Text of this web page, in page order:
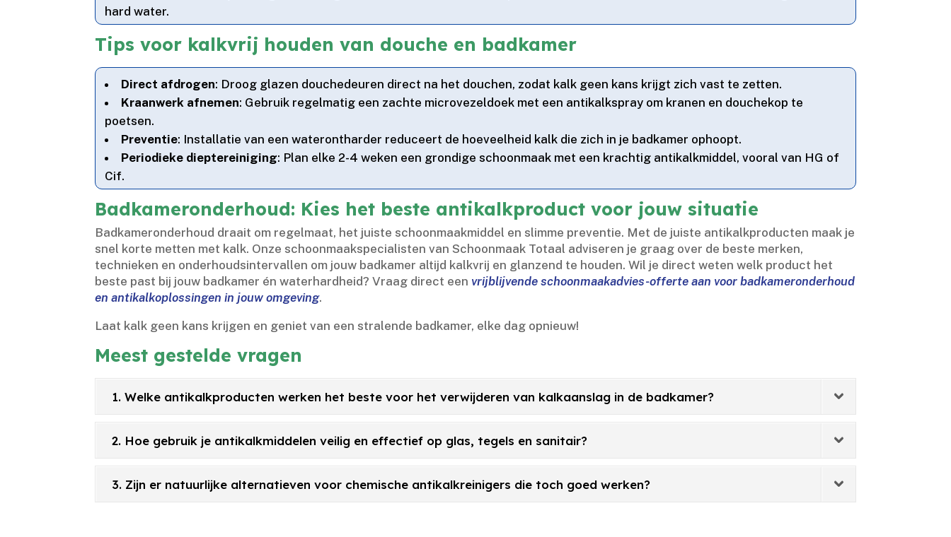
hard water.​
Tips voor kalkvrij houden van douche en badkamer
Direct afdrogen: Droog glazen douchedeuren direct na het douchen, zodat kalk geen kans krijgt zich vast te zetten.​
Kraanwerk afnemen: Gebruik regelmatig een zachte microvezeldoek met een antikalkspray om kranen en douchekop te
poetsen.​
Preventie: Installatie van een waterontharder reduceert de hoeveelheid kalk die zich in je badkamer ophoopt.​
Periodieke dieptereiniging: Plan elke 2-4 weken een grondige schoonmaak met een krachtig antikalkmiddel, vooral van HG of
Cif.​
Badkameronderhoud: Kies het beste antikalkproduct voor jouw situatie
Badkameronderhoud draait om regelmaat, het juiste schoonmaakmiddel en slimme preventie.​ Met de juiste antikalkproducten maak je
snel korte metten met kalk.​ Onze schoonmaakspecialisten van Schoonmaak Totaal adviseren je graag over de beste merken,
technieken en onderhoudsintervallen om jouw badkamer altijd kalkvrij en glanzend te houden.​ Wil je direct weten welk product het
beste past bij jouw badkamer én waterhardheid? Vraag direct een vrijblijvende schoonmaakadvies-offerte aan voor badkameronderhoud
en antikalkoplossingen in jouw omgeving.​
Laat kalk geen kans krijgen en geniet van een stralende badkamer, elke dag opnieuw!
Meest gestelde vragen
1. Welke antikalkproducten werken het beste voor het verwijderen van kalkaanslag in de badkamer?
2. Hoe gebruik je antikalkmiddelen veilig en effectief op glas, tegels en sanitair?
3. Zijn er natuurlijke alternatieven voor chemische antikalkreinigers die toch goed werken?